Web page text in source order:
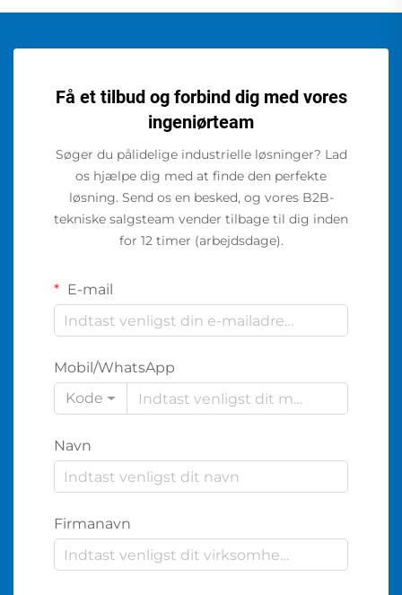
Få et tilbud og forbind dig med vores
ingeniørteam
Søger du pålidelige industrielle løsninger? Lad
os hjælpe dig med at finde den perfekte
løsning. Send os en besked, og vores B2B-
tekniske salgsteam vender tilbage til dig inden
for 12 timer (arbejdsdage).
E-mail
Mobil/WhatsApp
Kode
Navn
Firmanavn